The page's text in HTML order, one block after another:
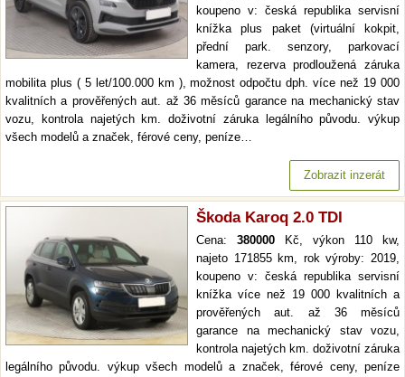
koupeno v: česká republika servisní
knížka plus paket (virtuální kokpit,
přední park. senzory, parkovací
kamera, rezerva prodloužená záruka
mobilita plus ( 5 let/100.000 km ), možnost odpočtu dph. více než 19 000
kvalitních a prověřených aut. až 36 měsíců garance na mechanický stav
vozu, kontrola najetých km. doživotní záruka legálního původu. výkup
všech modelů a značek, férové ceny, peníze…
Zobrazit inzerát
Škoda Karoq 2.0 TDI
Cena: 380000 Kč, výkon 110 kw,
najeto 171855 km, rok výroby: 2019,
koupeno v: česká republika servisní
knížka více než 19 000 kvalitních a
prověřených aut. až 36 měsíců
garance na mechanický stav vozu,
kontrola najetých km. doživotní záruka
legálního původu. výkup všech modelů a značek, férové ceny, peníze